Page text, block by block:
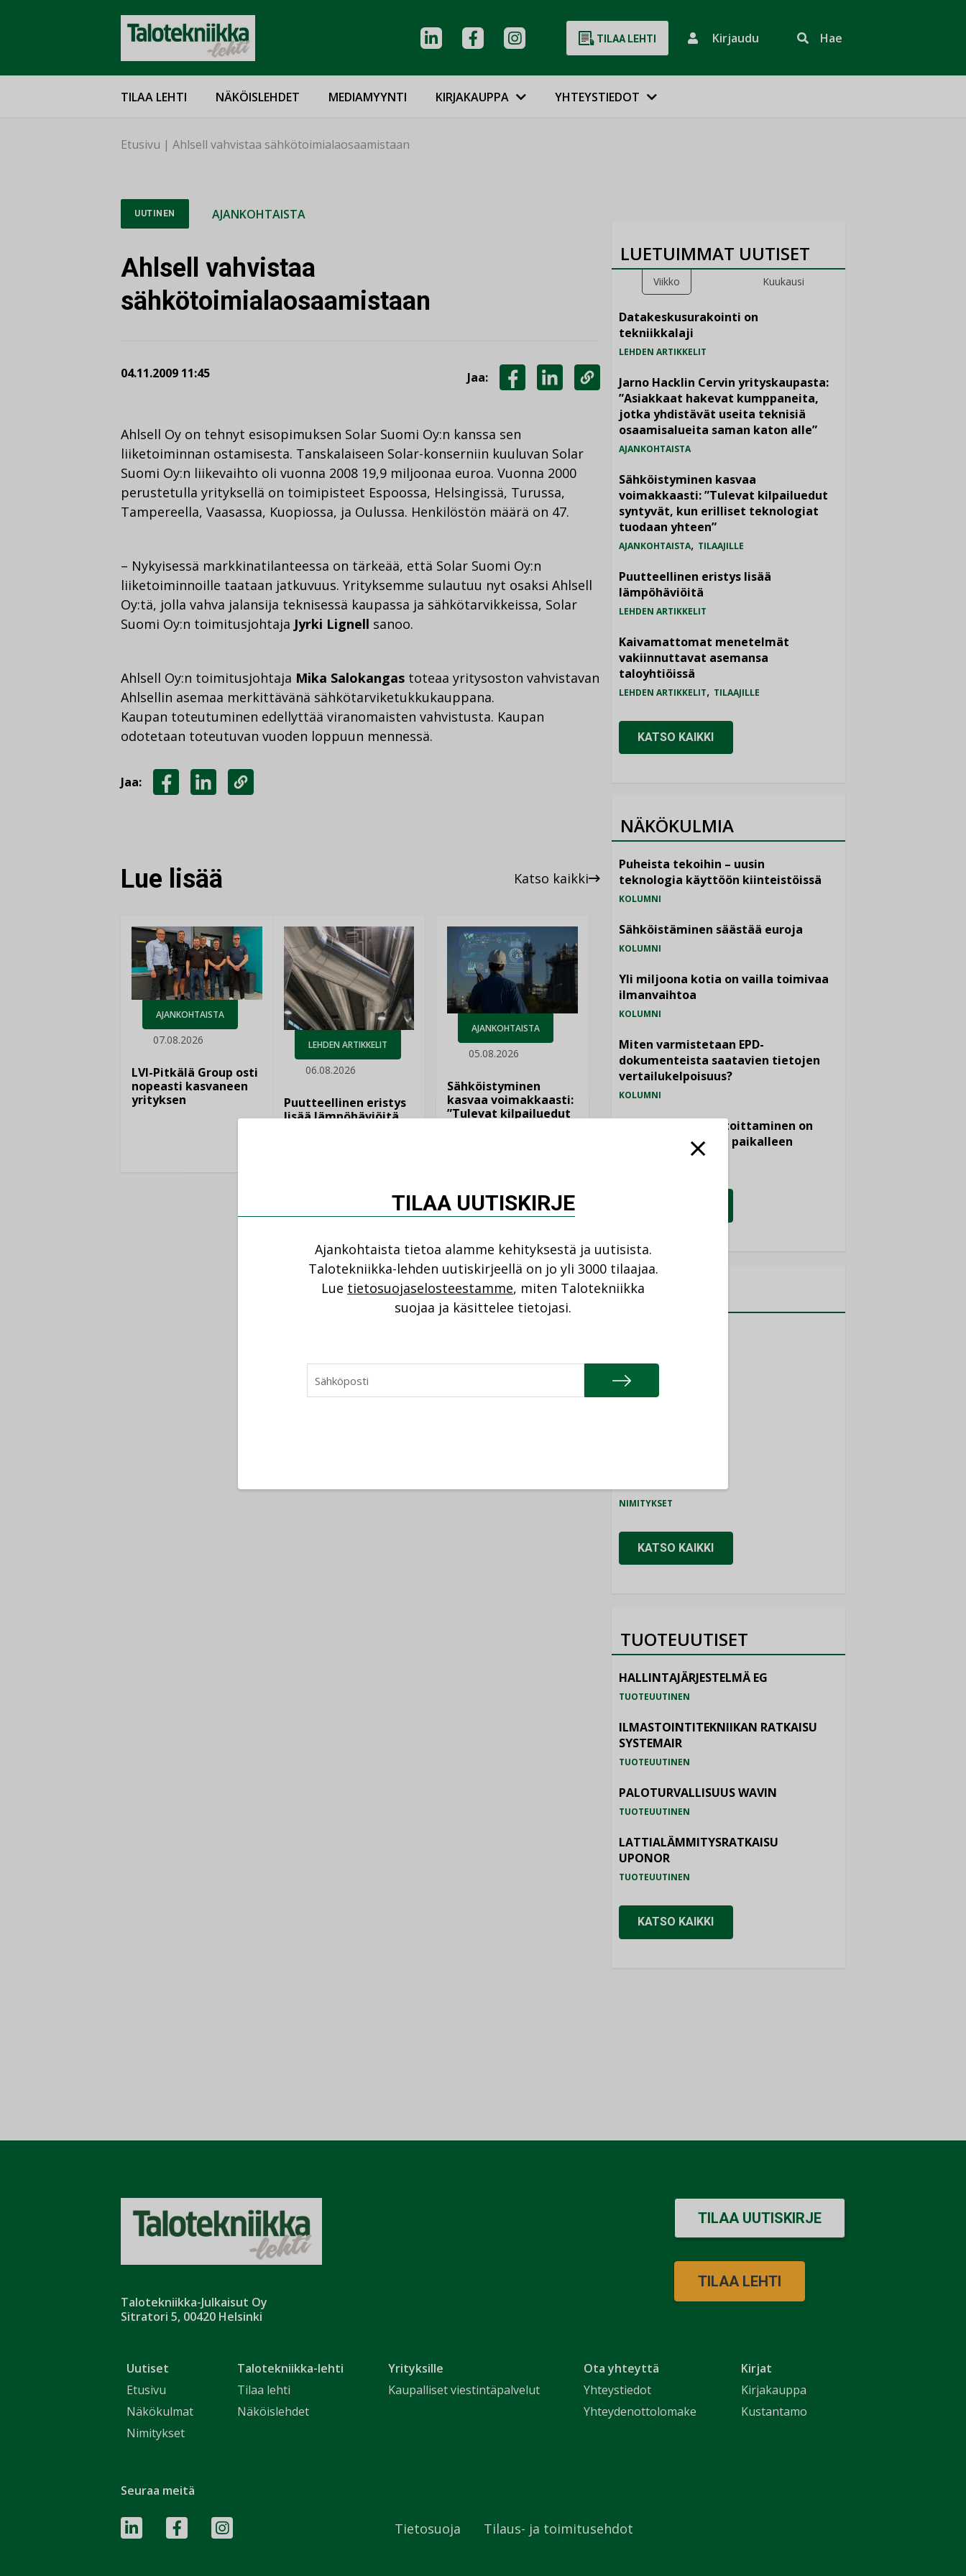
TILAA LEHTI Kirjaudu Hae
TILAA LEHTI NÄKÖISLEHDET MEDIAMYYNTI KIRJAKAUPPA YHTEYSTIEDOT
Etusivu | Ahlsell vahvistaa sähkötoimialaosaamistaan
UUTINEN AJANKOHTAISTA
Ahlsell vahvistaa
sähkötoimialaosaamistaan
04.11.2009 11:45 Jaa:
LINKEDINISSÄ
KOPIOI
LINKKI
Ahlsell Oy on tehnyt esisopimuksen Solar Suomi Oy:n kanssa sen
liiketoiminnan ostamisesta. Tanskalaiseen Solar-konserniin kuuluvan Solar
Suomi Oy:n liikevaihto oli vuonna 2008 19,9 miljoonaa euroa. Vuonna 2000
perustetulla yrityksellä on toimipisteet Espoossa, Helsingissä, Turussa,
Tampereella, Vaasassa, Kuopiossa, ja Oulussa. Henkilöstön määrä on 47.
– Nykyisessä markkinatilanteessa on tärkeää, että Solar Suomi Oy:n
liiketoiminnoille taataan jatkuvuus. Yrityksemme sulautuu nyt osaksi Ahlsell
Oy:tä, jolla vahva jalansija teknisessä kaupassa ja sähkötarvikkeissa, Solar
Suomi Oy:n toimitusjohtaja Jyrki Lignell sanoo.
Ahlsell Oy:n toimitusjohtaja Mika Salokangas toteaa yritysoston vahvistavan
Ahlsellin asemaa merkittävänä sähkötarviketukkukauppana.
Kaupan toteutuminen edellyttää viranomaisten vahvistusta. Kaupan
odotetaan toteutuvan vuoden loppuun mennessä.
Jaa:
Lue lisää Katso kaikki
AJANKOHTAISTA
07.08.2026
LVI-Pitkälä Group osti
nopeasti kasvaneen
yrityksen
LEHDEN ARTIKKELIT
06.08.2026
Puutteellinen eristys
lisää lämpöhäviöitä
AJANKOHTAISTA
05.08.2026
Sähköistyminen
kasvaa voimakkaasti:
”Tulevat kilpailuedut
LUETUIMMAT UUTISET
Viikko Kuukausi
Datakeskusurakointi on
tekniikkalaji
LEHDEN ARTIKKELIT
Jarno Hacklin Cervin yrityskaupasta:
”Asiakkaat hakevat kumppaneita,
jotka yhdistävät useita teknisiä
osaamisalueita saman katon alle”
AJANKOHTAISTA
Sähköistyminen kasvaa
voimakkaasti: ”Tulevat kilpailuedut
syntyvät, kun erilliset teknologiat
tuodaan yhteen”
AJANKOHTAISTA, TILAAJILLE
Puutteellinen eristys lisää
lämpöhäviöitä
LEHDEN ARTIKKELIT
Kaivamattomat menetelmät
vakiinnuttavat asemansa
taloyhtiöissä
LEHDEN ARTIKKELIT, TILAAJILLE
KATSO KAIKKI
NÄKÖKULMIA
Puheista tekoihin – uusin
teknologia käyttöön kiinteistöissä
KOLUMNI
Sähköistäminen säästää euroja
KOLUMNI
Yli miljoona kotia on vailla toimivaa
ilmanvaihtoa
KOLUMNI
Miten varmistetaan EPD-
dokumenteista saatavien tietojen
vertailukelpoisuus?
KOLUMNI
Vesi- ja viemärimitoittaminen on
jämähtänyt ajassa paikalleen
NIMITYKSET
Refair
NIMITYKSET
KATSO KAIKKI
TUOTEUUTISET
HALLINTAJÄRJESTELMÄ EG
TUOTEUUTINEN
ILMASTOINTITEKNIIKAN RATKAISU
SYSTEMAIR
TUOTEUUTINEN
PALOTURVALLISUUS WAVIN
TUOTEUUTINEN
LATTIALÄMMITYSRATKAISU
UPONOR
TUOTEUUTINEN
KATSO KAIKKI
Talotekniikka-Julkaisut Oy
Sitratori 5, 00420 Helsinki
Uutiset
Etusivu
Näkökulmat
Nimitykset
Talotekniikka-lehti
Tilaa lehti
Näköislehdet
Yrityksille
Kaupalliset viestintäpalvelut
Ota yhteyttä
Yhteystiedot
Yhteydenottolomake
Kirjat
Kirjakauppa
Kustantamo
TILAA UUTISKIRJE
TILAA LEHTI
Seuraa meitä
Tietosuoja Tilaus- ja toimitusehdot
TILAA UUTISKIRJE
Ajankohtaista tietoa alamme kehityksestä ja uutisista.
Talotekniikka-lehden uutiskirjeellä on jo yli 3000 tilaajaa.
Lue tietosuojaselosteestamme, miten Talotekniikka
suojaa ja käsittelee tietojasi.